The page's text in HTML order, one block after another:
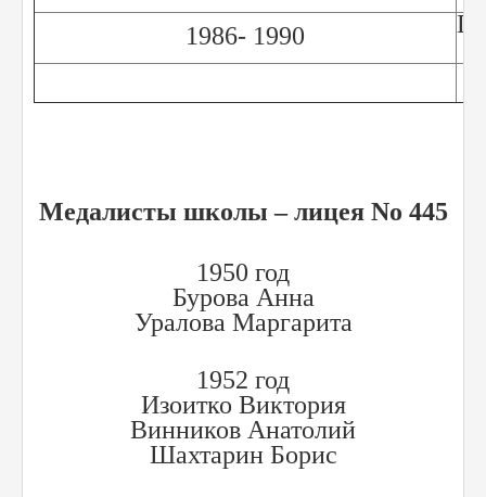
1986- 1990
Медалисты школы – лицея No 445
1950 год
Бурова Анна
Уралова Маргарита
1952 год
Изоитко Виктория
Винников Анатолий
Шахтарин Борис